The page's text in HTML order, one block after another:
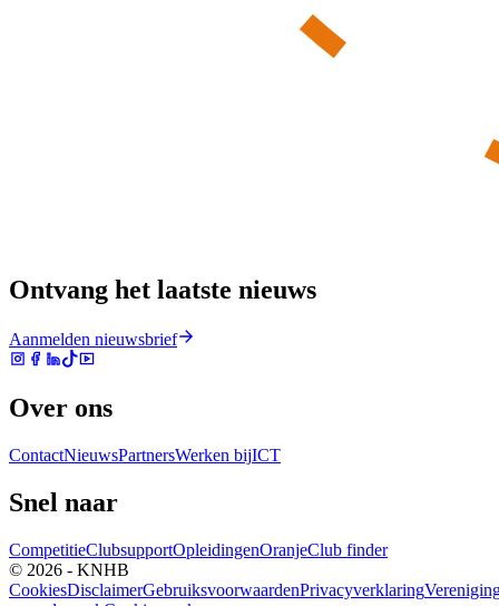
Ontvang het laatste nieuws
Aanmelden nieuwsbrief
Over ons
ContactNieuwsPartnersWerken bijICT
Snel naar
CompetitieClubsupportOpleidingenOranjeClub finder
© 2026 - KNHB
CookiesDisclaimerGebruiksvoorwaardenPrivacyverklaring